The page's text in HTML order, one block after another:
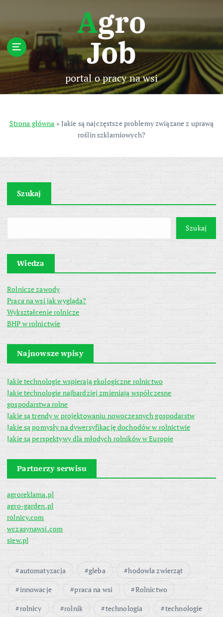
p
t
c
n
Agro
Job
portal o pracy na wsi
Strona główna » Jakie są najczęstsze problemy związane z uprawą
roślin szklarniowych?
Szukaj
Szukaj
Wiedza
Rolnicze zawody
Praca na wsi jak wygląda?
Wykształcenie rolnicze
BHP w rolnictwie
Najnowsze wpisy
Jakie technologie wspierają ekologiczne rolnictwo
Jakie technologie najbardziej zmieniają współczesne
gospodarstwa rolne
Jakie są trendy w projektowaniu nowoczesnych gospodarstw
Jakie są pomysły na dywersyfikację dochodów w rolnictwie
Jakie są perspektywy dla młodych rolników w Europie
Partnerzy serwisu
agroreklama.pl
agro-garden.pl
rolnicy.com
wczasynawsi.com
siew.pl
automatyzacja gleba
hodowla zwierząt
innowacje
praca na wsi
Rolnictwo
rolnicy
rolnik technologia
technologie